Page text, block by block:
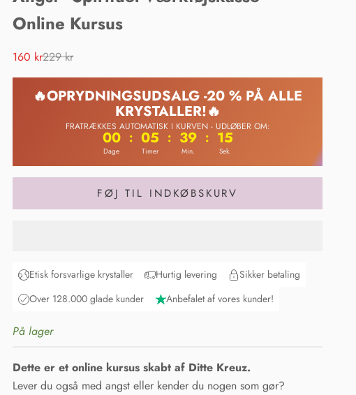
Online Kursus
Salgspris
160 krNormalpris
229 kr
🔥OPRYDNINGSUDSALG -20 % PÅ ALLE
KRYSTALLER!🔥
FRATRÆKKES AUTOMATISK I KURVEN - UDLØBER OM:
00
Dage
: 05
Timer
: 39
Min.
: 14
Sek.
FØJ TIL INDKØBSKURV
Etisk forsvarlige krystaller Hurtig levering
Sikker betaling
Over 128.000 glade kunder
Anbefalet af vores kunder!
På lager
Dette er et online kursus skabt af Ditte Kreuz.
Lever du også med angst eller kender du nogen som gør?